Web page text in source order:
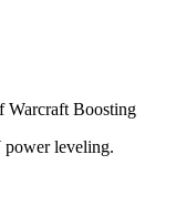
Warcraft Boosting
power leveling.